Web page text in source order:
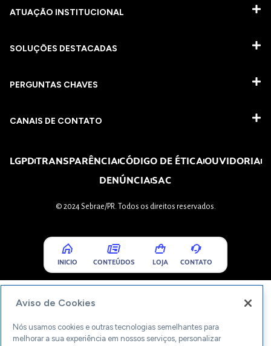
ATUAÇÃO INSTITUCIONAL
SOLUÇÕES DESTACADAS
PERGUNTAS CHAVES​
CANAIS DE CONTATO
LGPDTRANSPARÊNCIACÓDIGO DE ÉTICAOUVIDORIA
DENÚNCIASAC
© 2024 Sebrae/PR. Todos os direitos reservados.
INICIO CONTEÚDOS LOJA CONTATO
Aviso de Cookies
Nós usamos cookies e outras tecnologias semelhantes para
melhorar a sua experiência em nossos serviços, personalizar